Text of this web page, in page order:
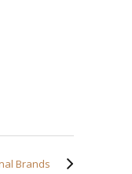
Brands